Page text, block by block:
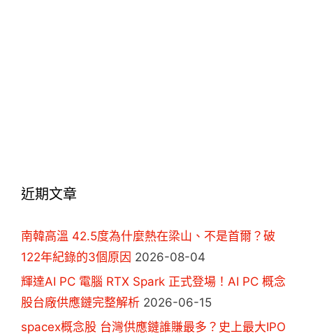
近期文章
南韓高溫 42.5度為什麼熱在梁山、不是首爾？破
122年紀錄的3個原因 2026-08-04
輝達AI PC 電腦 RTX Spark 正式登場！AI PC 概念
股台廠供應鏈完整解析 2026-06-15
spacex概念股 台灣供應鏈誰賺最多？史上最大IPO